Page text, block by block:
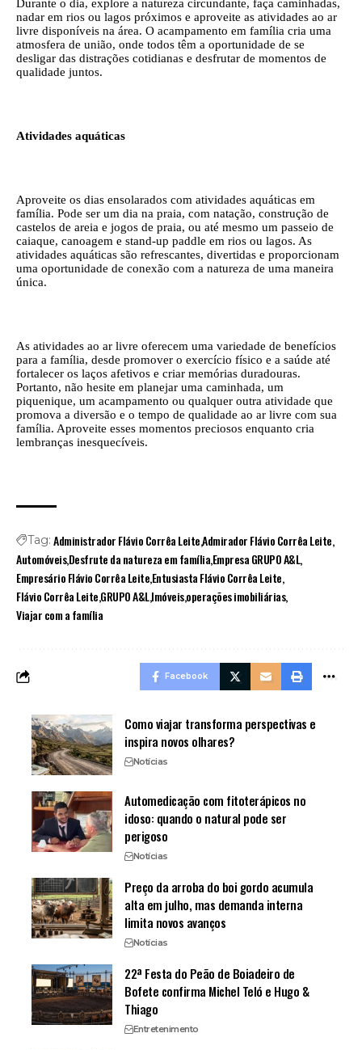
Durante o dia, explore a natureza circundante, faça caminhadas,
nadar em rios ou lagos próximos e aproveite as atividades ao ar
livre disponíveis na área. O acampamento em família cria uma
atmosfera de união, onde todos têm a oportunidade de se
desligar das distrações cotidianas e desfrutar de momentos de
qualidade juntos.
Atividades aquáticas
Aproveite os dias ensolarados com atividades aquáticas em
família. Pode ser um dia na praia, com natação, construção de
castelos de areia e jogos de praia, ou até mesmo um passeio de
caiaque, canoagem e stand-up paddle em rios ou lagos. As
atividades aquáticas são refrescantes, divertidas e proporcionam
uma oportunidade de conexão com a natureza de uma maneira
única.
As atividades ao ar livre oferecem uma variedade de benefícios
para a família, desde promover o exercício físico e a saúde até
fortalecer os laços afetivos e criar memórias duradouras.
Portanto, não hesite em planejar uma caminhada, um
piquenique, um acampamento ou qualquer outra atividade que
promova a diversão e o tempo de qualidade ao ar livre com sua
família. Aproveite esses momentos preciosos enquanto cria
lembranças inesquecíveis.
Tag: Administrador Flávio Corrêa LeiteAdmirador Flávio Corrêa Leite
AutomóveisDesfrute da natureza em famíliaEmpresa GRUPO A&L
Empresário Flávio Corrêa LeiteEntusiasta Flávio Corrêa Leite
Flávio Corrêa LeiteGRUPO A&LImóveisoperações imobiliárias
Viajar com a família
Facebook
Como viajar transforma perspectivas e
inspira novos olhares?
Notícias
Automedicação com fitoterápicos no
idoso: quando o natural pode ser
perigoso
Notícias
Preço da arroba do boi gordo acumula
alta em julho, mas demanda interna
limita novos avanços
Notícias
22ª Festa do Peão de Boiadeiro de
Bofete confirma Michel Teló e Hugo &
Thiago
Entretenimento